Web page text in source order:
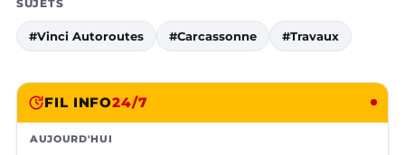
SUJETS
#Vinci Autoroutes #Carcassonne #Travaux
FIL INFO24/7
AUJOURD'HUI